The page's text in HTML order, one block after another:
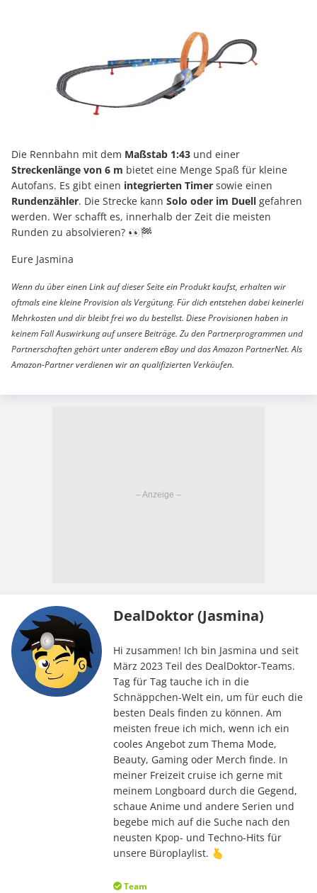
Die Rennbahn mit dem Maßstab 1:43 und einer
Streckenlänge von 6 m bietet eine Menge Spaß für kleine
Autofans. Es gibt einen integrierten Timer sowie einen
Rundenzähler. Die Strecke kann Solo oder im Duell gefahren
werden. Wer schafft es, innerhalb der Zeit die meisten
Runden zu absolvieren? 👀🏁
Eure Jasmina
Wenn du über einen Link auf dieser Seite ein Produkt kaufst, erhalten wir
oftmals eine kleine Provision als Vergütung. Für dich entstehen dabei keinerlei
Mehrkosten und dir bleibt frei wo du bestellst. Diese Provisionen haben in
keinem Fall Auswirkung auf unsere Beiträge. Zu den Partnerprogrammen und
Partnerschaften gehört unter anderem eBay und das Amazon PartnerNet. Als
Amazon-Partner verdienen wir an qualifizierten Verkäufen.
DealDoktor (Jasmina)
Hi zusammen! Ich bin Jasmina und seit
März 2023 Teil des DealDoktor-Teams.
Tag für Tag tauche ich in die
Schnäppchen-Welt ein, um für euch die
besten Deals finden zu können. Am
meisten freue ich mich, wenn ich ein
cooles Angebot zum Thema Mode,
Beauty, Gaming oder Merch finde. In
meiner Freizeit cruise ich gerne mit
meinem Longboard durch die Gegend,
schaue Anime und andere Serien und
begebe mich auf die Suche nach den
neusten Kpop- und Techno-Hits für
unsere Büroplaylist. 🫰
Team